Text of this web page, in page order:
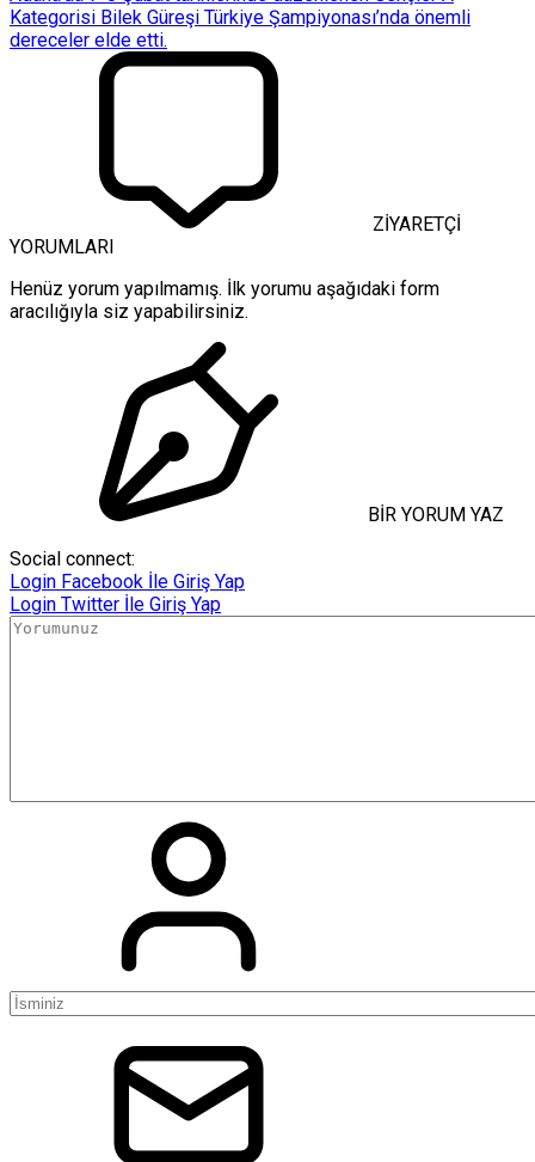
Kategorisi Bilek Güreşi Türkiye Şampiyonası’nda önemli
dereceler elde etti.
ZİYARETÇİ
YORUMLARI
Henüz yorum yapılmamış. İlk yorumu aşağıdaki form
aracılığıyla siz yapabilirsiniz.
BİR YORUM YAZ
Social connect:
Login Facebook İle Giriş Yap
Login Twitter İle Giriş Yap